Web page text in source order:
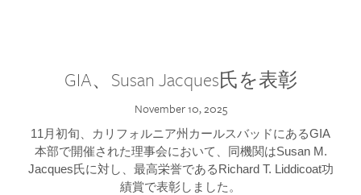
GIA、Susan Jacques氏を表彰
November 10, 2025
11月初旬、カリフォルニア州カールスバッドにあるGIA
本部で開催された理事会において、同機関はSusan M.
Jacques氏に対し、最高栄誉であるRichard T. Liddicoat功
績賞で表彰しました。